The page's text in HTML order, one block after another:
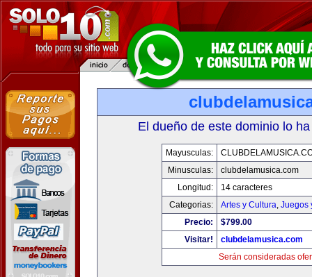
El dueño de este dominio lo
Mayusculas:
Minusculas:
clubdelamusica.com
Longitud:
14 caracteres
Categorias:
Artes y Cultura, Juegos
Precio:
$799.00
Visitar!
clubdelamusica.com
Serán consideradas